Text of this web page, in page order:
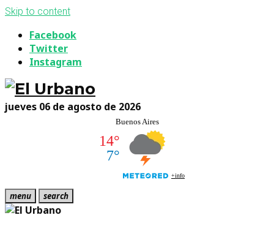
Skip to content
Facebook
Twitter
Instagram
jueves 06 de agosto de 2026
menu search